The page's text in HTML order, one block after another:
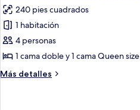
las
fotos
de
Habitación
cuádruple,
2
240 pies cuadrados
1 habitación
4 personas
1 cama doble y 1 cama Queen size
Más detalles
Más